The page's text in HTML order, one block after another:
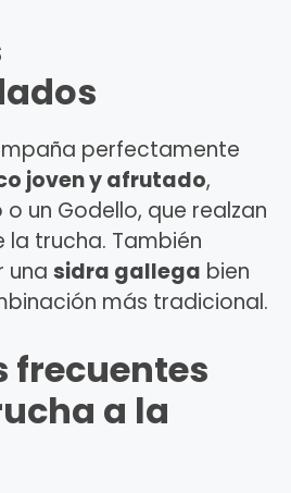
perfectamente
joven y afrutado,
un Godello, que realzan
la trucha. También
una sidra gallega bien
más tradicional.
frecuentes
a la